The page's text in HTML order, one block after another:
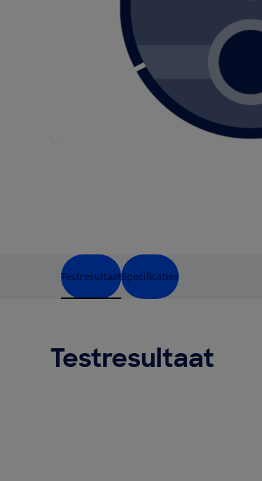
TestresultaatSpecificaties
Testresultaat